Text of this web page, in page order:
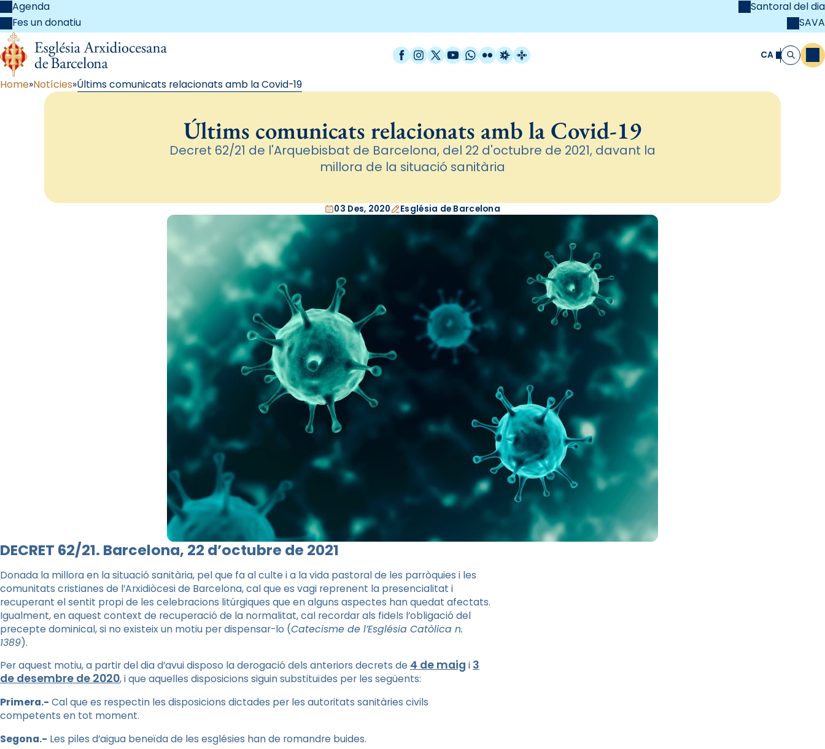
Agenda
Fes un donatiu
Santoral del dia
SAVA
Facebook
Instagram
X / Twitter
YouTube
WhatsApp
FlickrRadio Estel
Catalunya Cristiana CA Cerca
Home Notícies Últims comunicats relacionats amb la Covid-19
Últims comunicats relacionats amb la Covid-19
Decret 62/21 de l'Arquebisbat de Barcelona, del 22 d'octubre de 2021, davant la
millora de la situació sanitària
03 Des, 2020 Església de Barcelona
DECRET 62/21. Barcelona, 22 d’octubre de 2021
Donada la millora en la situació sanitària, pel que fa al culte i a la vida pastoral de les parròquies i les
comunitats cristianes de l’Arxidiòcesi de Barcelona, cal que es vagi reprenent la presencialitat i
recuperant el sentit propi de les celebracions litúrgiques que en alguns aspectes han quedat afectats.
Igualment, en aquest context de recuperació de la normalitat, cal recordar als fidels l’obligació del
precepte dominical, si no existeix un motiu per dispensar-lo (Catecisme de l’Església Catòlica n.
1389).
Per aquest motiu, a partir del dia d’avui disposo la derogació dels anteriors decrets de 4 de maig i 3
de desembre de 2020, i que aquelles disposicions siguin substituïdes per les següents:
Primera.- Cal que es respectin les disposicions dictades per les autoritats sanitàries civils
competents en tot moment.
Segona.- Les piles d’aigua beneïda de les esglésies han de romandre buides.